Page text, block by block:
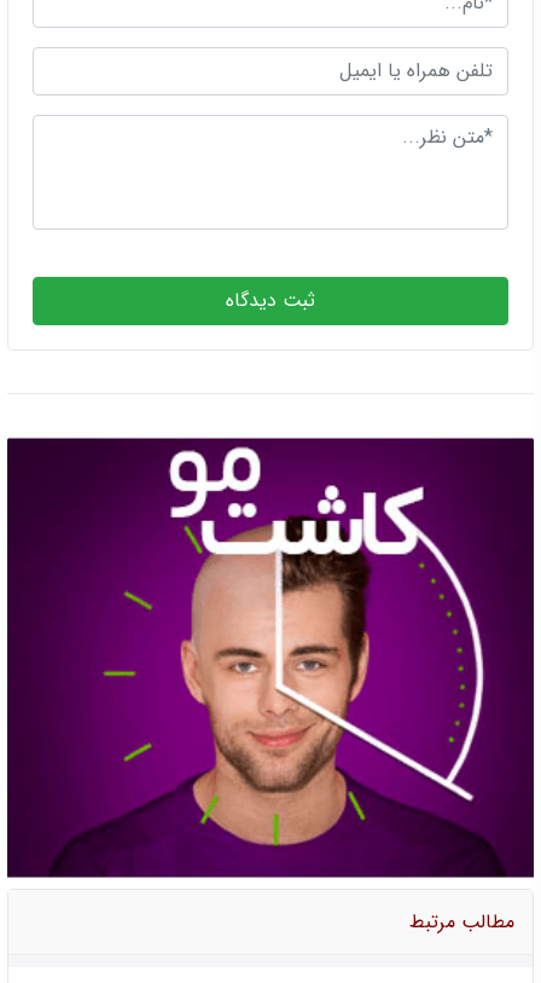
ثبت دیدگاه
مطالب مرتبط